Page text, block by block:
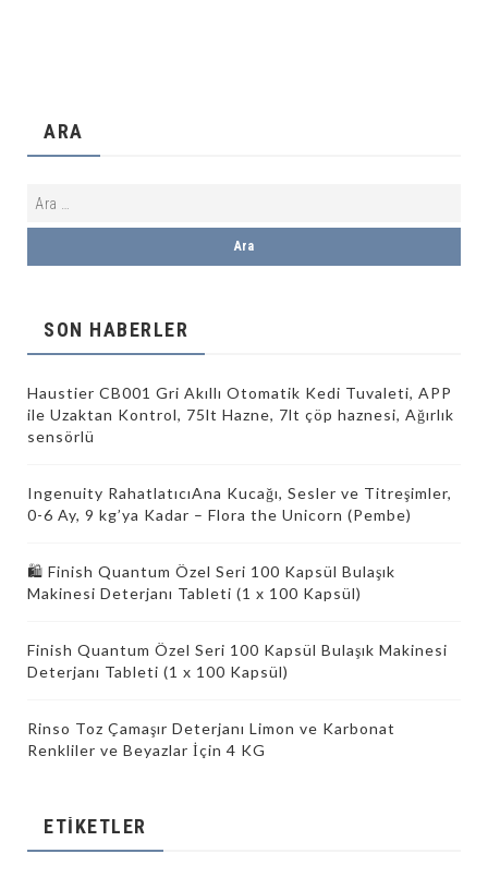
ARA
SON HABERLER
Haustier CB001 Gri Akıllı Otomatik Kedi Tuvaleti, APP
ile Uzaktan Kontrol, 75lt Hazne, 7lt çöp haznesi, Ağırlık
sensörlü
Ingenuity RahatlatıcıAna Kucağı, Sesler ve Titreşimler,
0-6 Ay, 9 kg’ya Kadar – Flora the Unicorn (Pembe)
🛍️ Finish Quantum Özel Seri 100 Kapsül Bulaşık
Makinesi Deterjanı Tableti (1 x 100 Kapsül)
Finish Quantum Özel Seri 100 Kapsül Bulaşık Makinesi
Deterjanı Tableti (1 x 100 Kapsül)
Rinso Toz Çamaşır Deterjanı Limon ve Karbonat
Renkliler ve Beyazlar İçin 4 KG
ETIKETLER